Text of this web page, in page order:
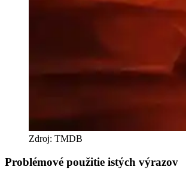
Zdroj: TMDB
Problémové použitie istých výrazov